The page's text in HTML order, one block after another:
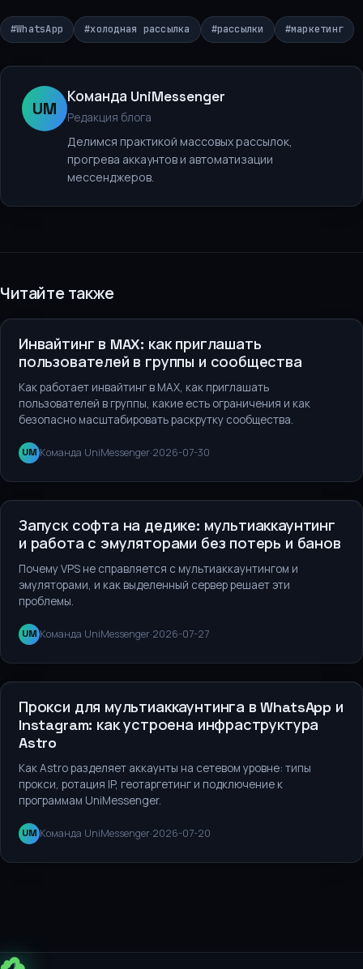
#WhatsApp #холодная рассылка #рассылки #маркетинг
UM
Команда UniMessenger
Редакция блога
Делимся практикой массовых рассылок,
прогрева аккаунтов и автоматизации
мессенджеров.
Читайте также
Рассылки и продвижение
Инвайтинг в MAX: как приглашать
пользователей в группы и сообщества
Как работает инвайтинг в MAX, как приглашать
пользователей в группы, какие есть ограничения и как
безопасно масштабировать раскрутку сообщества.
UM Команда UniMessenger·2026-07-30
Сервисы и инструменты
Запуск софта на дедике: мультиаккаунтинг
и работа с эмуляторами без потерь и банов
Почему VPS не справляется с мультиаккаунтингом и
эмуляторами, и как выделенный сервер решает эти
проблемы.
UM Команда UniMessenger·2026-07-27
Сервисы и инструменты
Прокси для мультиаккаунтинга в WhatsApp и
Instagram: как устроена инфраструктура
Astro
Как Astro разделяет аккаунты на сетевом уровне: типы
прокси, ротация IP, геотаргетинг и подключение к
программам UniMessenger.
UM Команда UniMessenger·2026-07-20